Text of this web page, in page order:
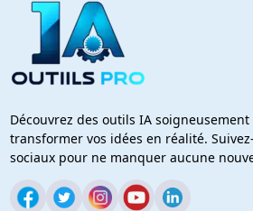
Découvrez des outils IA
transformer vos idées en réalité.
sociaux pour ne manquer aucune